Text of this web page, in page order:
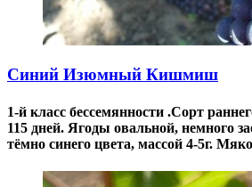
Синий Изюмный Кишмиш
1-й класс бессемянности .Сорт
115 дней. Ягоды овальной, немного
тёмно синего цвета, массой 4-5г.